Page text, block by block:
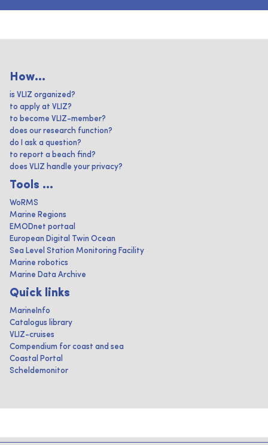
How...
is VLIZ organized?
to apply at VLIZ?
to become VLIZ-member?
does our research function?
do I ask a question?
to report a beach find?
does VLIZ handle your privacy?
Tools ...
WoRMS
Marine Regions
EMODnet portaal
European Digital Twin Ocean
Sea Level Station Monitoring Facility
Marine robotics
Marine Data Archive
Quick links
MarineInfo
Catalogus library
VLIZ-cruises
Compendium for coast and sea
Coastal Portal
Scheldemonitor